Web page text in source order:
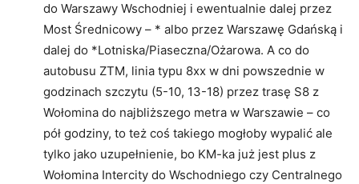
do Warszawy Wschodniej i ewentualnie dalej przez
Most Średnicowy – * albo przez Warszawę Gdańską i
dalej do *Lotniska/Piaseczna/Ożarowa. A co do
autobusu ZTM, linia typu 8xx w dni powszednie w
godzinach szczytu (5-10, 13-18) przez trasę S8 z
Wołomina do najbliższego metra w Warszawie – co
pół godziny, to też coś takiego mogłoby wypalić ale
tylko jako uzupełnienie, bo KM-ka już jest plus z
Wołomina Intercity do Wschodniego czy Centralnego